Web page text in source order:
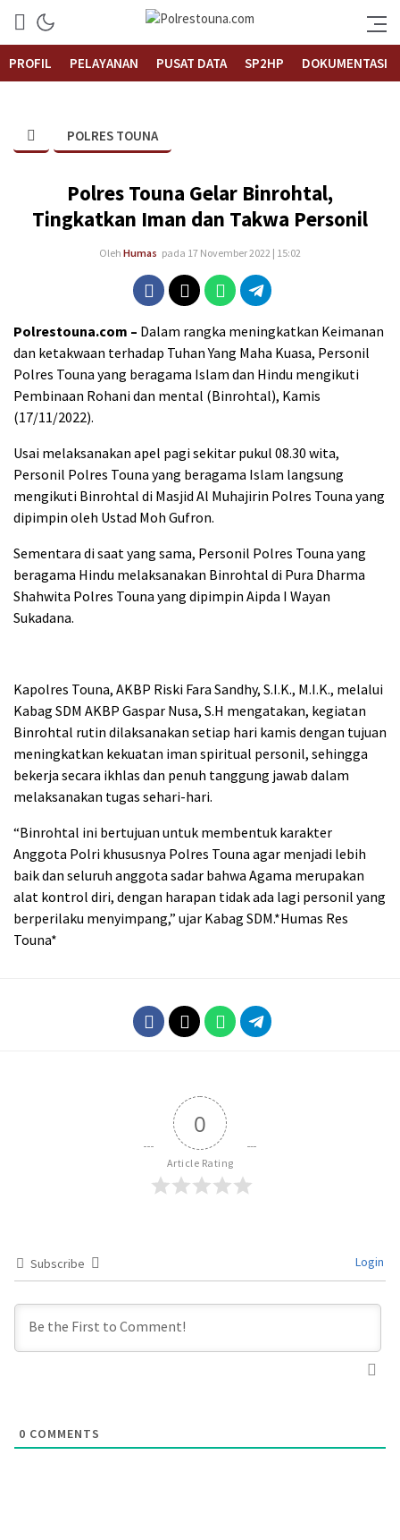
PROFIL
PELAYANAN PUSAT DATA SP2HP DOKUMENTASI
POLRES TOUNA
Polres Touna Gelar Binrohtal,
Tingkatkan Iman dan Takwa Personil
Oleh Humas pada 17 November 2022 | 15:02
Polrestouna.com – Dalam rangka meningkatkan Keimanan
dan ketakwaan terhadap Tuhan Yang Maha Kuasa, Personil
Polres Touna yang beragama Islam dan Hindu mengikuti
Pembinaan Rohani dan mental (Binrohtal), Kamis
(17/11/2022).
Usai melaksanakan apel pagi sekitar pukul 08.30 wita,
Personil Polres Touna yang beragama Islam langsung
mengikuti Binrohtal di Masjid Al Muhajirin Polres Touna yang
dipimpin oleh Ustad Moh Gufron.
Sementara di saat yang sama, Personil Polres Touna yang
beragama Hindu melaksanakan Binrohtal di Pura Dharma
Shahwita Polres Touna yang dipimpin Aipda I Wayan
Sukadana.
Kapolres Touna, AKBP Riski Fara Sandhy, S.I.K., M.I.K., melalui
Kabag SDM AKBP Gaspar Nusa, S.H mengatakan, kegiatan
Binrohtal rutin dilaksanakan setiap hari kamis dengan tujuan
meningkatkan kekuatan iman spiritual personil, sehingga
bekerja secara ikhlas dan penuh tanggung jawab dalam
melaksanakan tugas sehari-hari.
“Binrohtal ini bertujuan untuk membentuk karakter
Anggota Polri khususnya Polres Touna agar menjadi lebih
baik dan seluruh anggota sadar bahwa Agama merupakan
alat kontrol diri, dengan harapan tidak ada lagi personil yang
berperilaku menyimpang,” ujar Kabag SDM.*Humas Res
Touna*
0
Article Rating
Subscribe Login
0 COMMENTS